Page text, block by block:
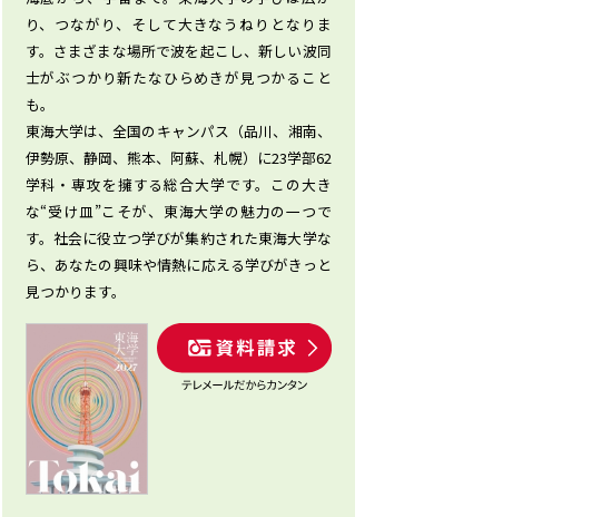
り、つながり、そして大きなうねりとなりま
す。さまざまな場所で波を起こし、新しい波同
士がぶつかり新たなひらめきが見つかること
も。
東海大学は、全国のキャンパス（品川、湘南、
伊勢原、静岡、熊本、阿蘇、札幌）に23学部62
学科・専攻を擁する総合大学です。この大き
な“受け皿”こそが、東海大学の魅力の一つで
す。社会に役立つ学びが集約された東海大学な
ら、あなたの興味や情熱に応える学びがきっと
見つかります。